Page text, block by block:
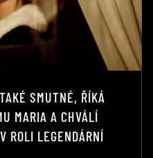
SMUTNÉ, ŘÍKÁ
MARIA A CHVÁLÍ
ROLI LEGENDÁRNÍ